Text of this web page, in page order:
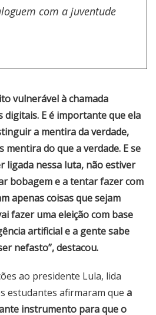
com a juventude
vulnerável à chamada
digitais. E é importante que ela
a mentira da verdade,
do que a verdade. E se
ligada nessa luta, não estiver
bobagem e a tentar fazer com
apenas coisas que sejam
fazer uma eleição com base
artificial e a gente sabe
nefasto”, destacou.
ao presidente Lula, lida
estudantes afirmaram que a
instrumento para que o